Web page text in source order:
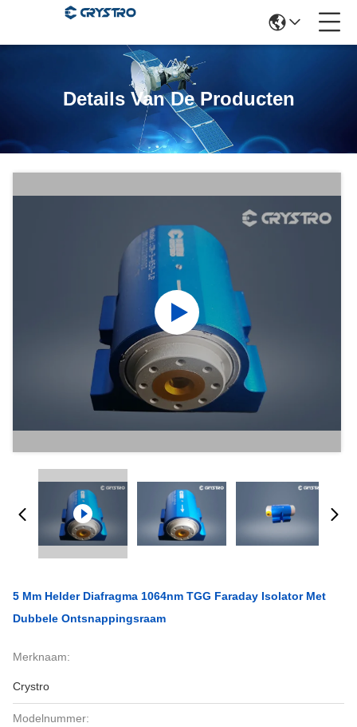
Details Van De Producten
5 Mm Helder Diafragma 1064nm TGG Faraday Isolator Met
Dubbele Ontsnappingsraam
Merknaam:
Crystro
Modelnummer: